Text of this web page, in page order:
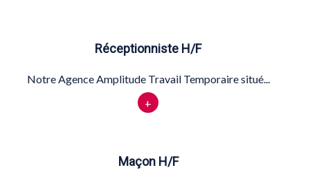
Réceptionniste H/F
Notre Agence Amplitude Travail Temporaire situé...
+
Maçon H/F